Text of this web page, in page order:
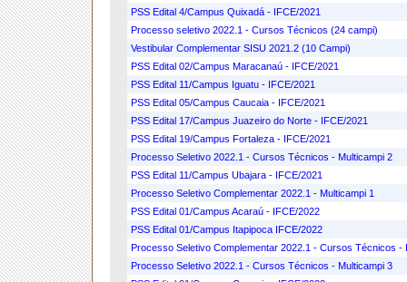
PSS Edital 4/Campus Quixadá - IFCE/2021
Processo seletivo 2022.1 - Cursos Técnicos (24 campi)
Vestibular Complementar SISU 2021.2 (10 Campi)
PSS Edital 02/Campus Maracanaú - IFCE/2021
PSS Edital 11/Campus Iguatu - IFCE/2021
PSS Edital 05/Campus Caucaia - IFCE/2021
PSS Edital 17/Campus Juazeiro do Norte - IFCE/2021
PSS Edital 19/Campus Fortaleza - IFCE/2021
Processo Seletivo 2022.1 - Cursos Técnicos - Multicampi 2
PSS Edital 11/Campus Ubajara - IFCE/2021
Processo Seletivo Complementar 2022.1 - Multicampi 1
PSS Edital 01/Campus Acaraú - IFCE/2022
PSS Edital 01/Campus Itapipoca IFCE/2022
Processo Seletivo Complementar 2022.1 - Cursos Técnicos -
Processo Seletivo 2022.1 - Cursos Técnicos - Multicampi 3